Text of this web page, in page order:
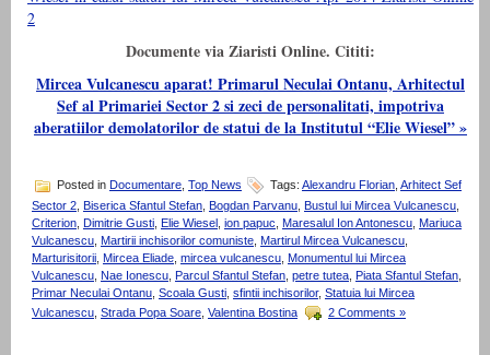
Documente via Ziaristi Online. Cititi:
Mircea Vulcanescu aparat! Primarul Neculai Ontanu, Arhitectul
Sef al Primariei Sector 2 si zeci de personalitati, impotriva
aberatiilor demolatorilor de statui de la Institutul “Elie Wiesel” »
Posted in Documentare Top News Tags: Alexandru Florian Arhitect Sef
Sector 2 Biserica Sfantul Stefan Bogdan Parvanu Bustul lui Mircea Vulcanescu
Criterion Dimitrie Gusti Elie Wiesel ion papuc Maresalul Ion Antonescu Mariuca
Vulcanescu Martirii inchisorilor comuniste Martirul Mircea Vulcanescu
Marturisitorii Mircea Eliade mircea vulcanescu Monumentul lui Mircea
Vulcanescu Nae Ionescu Parcul Sfantul Stefan petre tutea Piata Sfantul Stefan
Primar Neculai Ontanu Scoala Gusti sfintii inchisorilor, Statuia lui Mircea
Vulcanescu Strada Popa Soare Valentina Bostina 2 Comments »